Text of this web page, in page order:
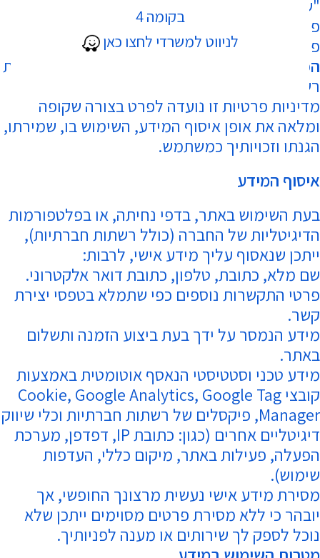
בקומה 4
לניווט למשרדי לחצו כאן
"שלנו"). אנו מייחסים חשיבות רבה לשמירה על
פרטיות משתמשי האתר, לקוחותינו ולקוחות
פוטנציאליים, ופועלים בהתאם להוראות
הפרטיות, התשמ"א–1981
, והנחיות
רשות הגנת הפרטיות.
מדיניות פרטיות זו נועדה לפרט בצורה שקופה
ומלאה את אופן איסוף המידע, השימוש בו, שמירתו,
הגנתו וזכויותיך כמשתמש.
איסוף המידע
בעת השימוש באתר, בדפי נחיתה, או בפלטפורמות
הדיגיטליות של החברה (כולל רשתות חברתיות),
ייתכן שנאסוף עליך מידע אישי, לרבות:
שם מלא, כתובת, טלפון, כתובת דואר אלקטרוני.
פרטי התקשרות נוספים כפי שתמלא בטפסי יצירת
קשר.
מידע הנמסר על ידך בעת ביצוע הזמנה ותשלום
באתר.
מידע טכני וסטטיסטי הנאסף אוטומטית באמצעות
קובצי Cookie, Google Analytics, Google Tag
Manager, פיקסלים של רשתות חברתיות וכלי שיווק
דיגיטליים אחרים (כגון: כתובת IP, דפדפן, מערכת
הפעלה, פעילות באתר, מיקום כללי, העדפות
שימוש).
מסירת מידע אישי נעשית מרצונך החופשי, אך
יובהר כי ללא מסירת פרטים מסוימים ייתכן שלא
נוכל לספק לך שירותים או מענה לפניותיך.